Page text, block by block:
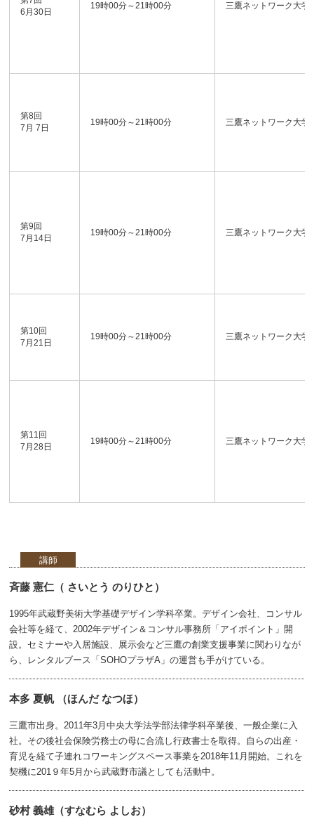
6月30日
19時00分～21時00分 三鷹ネットワーク大学
第8回
7月 7日
19時00分～21時00分 三鷹ネットワーク大学
第9回
7月14日
19時00分～21時00分 三鷹ネットワーク大学
第10回
7月21日
19時00分～21時00分 三鷹ネットワーク大学
第11回
7月28日
19時00分～21時00分 三鷹ネットワーク大学
講師
斉藤 憲仁（ さいとう のりひと）
1995年武蔵野美術大学基礎デザイン学科卒業。デザイン会社、コンサル
会社等を経て、2002年デザイン＆コンサル事務所「アイポイント」開
設。セミナーや入居施設、展示会など三鷹の創業支援事業に関わりなが
ら、レンタルブース「SOHOプラザA」の運営も手がけている。
本多 夏帆 （ほんだ なつほ）
三鷹市出身。2011年3月中央大学法学部法律学科卒業後、一般企業に入
社。その後社会保険労務士の母に合流し行政書士を取得。自らの出産・
育児を経て子連れコワーキングスペース事業を2018年11月開始。これを
契機に201９年5月から武蔵野市議としても活動中。
砂村 義雄（すなむら よしお）